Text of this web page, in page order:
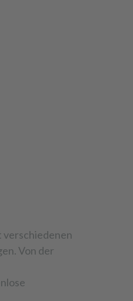
verschiedenen
Von der